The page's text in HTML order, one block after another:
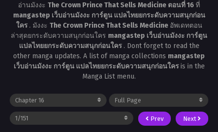
อ่านมังงะ The Crown Prince That Sells Medicine ตอนที่ 16 ที่
mangastep เว็บอ่านมังงะ การ์ตูน แปลไทยยกระดับความสนุกก่อน
ใคร . มังงะ The Crown Prince That Sells Medicine อัพเดทตอน
ล่าสุดยกระดับความสนุกก่อนใคร mangastep เว็บอ่านมังงะ การ์ตูน
แปลไทยยกระดับความสนุกก่อนใคร . Dont forget to read the
other manga updates. A list of manga collections mangastep
เว็บอ่านมังงะ การ์ตูน แปลไทยยกระดับความสนุกก่อนใครis in the
Manga List menu.
Prev Next